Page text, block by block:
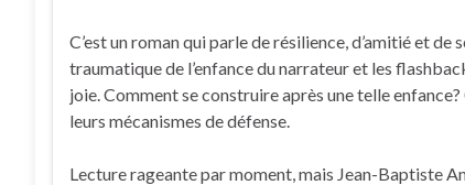
C’est un roman qui parle de résilience, d’amitié et
traumatique de l’enfance du narrateur et les
joie. Comment se construire après une telle
leurs mécanismes de défense.
Lecture rageante par moment, mais Jean-Baptiste